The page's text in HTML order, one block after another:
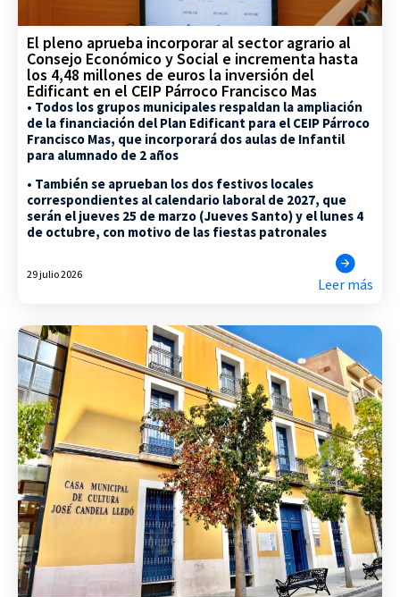
El pleno aprueba incorporar al sector agrario al
Consejo Económico y Social e incrementa hasta
los 4,48 millones de euros la inversión del
Edificant en el CEIP Párroco Francisco Mas
• Todos los grupos municipales respaldan la ampliación
de la financiación del Plan Edificant para el CEIP Párroco
Francisco Mas, que incorporará dos aulas de Infantil
para alumnado de 2 años
• También se aprueban los dos festivos locales
correspondientes al calendario laboral de 2027, que
serán el jueves 25 de marzo (Jueves Santo) y el lunes 4
de octubre, con motivo de las fiestas patronales
29 julio 2026
Leer más